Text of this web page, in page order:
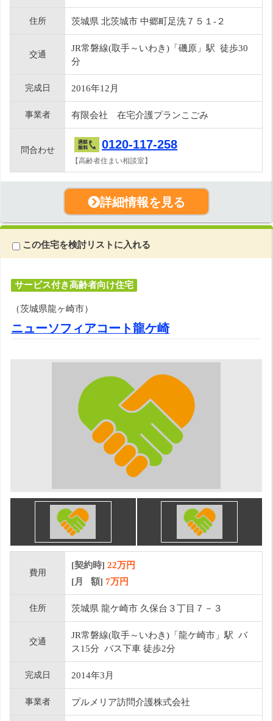
住所 茨城県 北茨城市 中郷町足洗７５１-２
交通
JR常磐線(取手～いわき)「磯原」駅 徒歩30
分
完成日 2016年12月
事業者 有限会社 在宅介護プランこごみ
問合わせ 0120-117-258
【高齢者住まい相談室】
詳細情報を見る
この住宅を検討リストに入れる
サービス付き高齢者向け住宅
（茨城県龍ヶ崎市）
ニューソフィアコート龍ケ崎
費用
[契約時] 22万円
[月 額] 7万円
住所 茨城県 龍ケ崎市 久保台３丁目７－３
交通
JR常磐線(取手～いわき)「龍ケ崎市」駅 バ
ス15分 バス下車 徒歩2分
完成日 2014年3月
事業者 プルメリア訪問介護株式会社